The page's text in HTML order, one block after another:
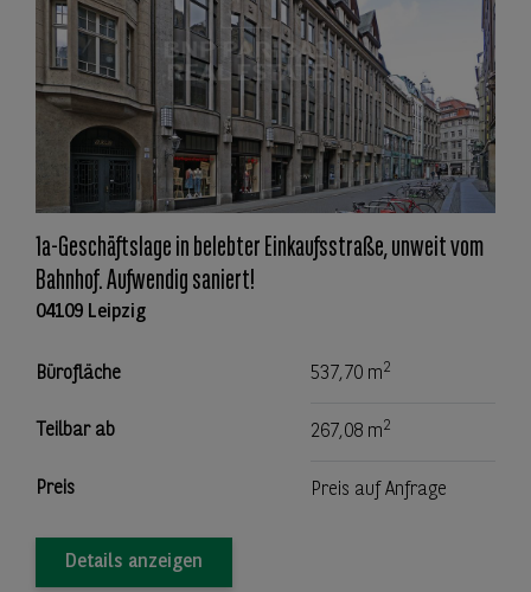
1a-Geschäftslage in belebter Einkaufsstraße, unweit vom
Bahnhof. Aufwendig saniert!
04109 Leipzig
Bürofläche 537,70 m2
Teilbar ab 267,08 m2
Preis Preis auf Anfrage
Details anzeigen